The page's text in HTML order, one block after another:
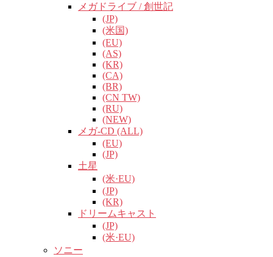
メガドライブ / 創世記
(JP)
(米国)
(EU)
(AS)
(KR)
(CA)
(BR)
(CN TW)
(RU)
(NEW)
メガ-CD (ALL)
(EU)
(JP)
土星
(米·EU)
(JP)
(KR)
ドリームキャスト
(JP)
(米·EU)
ソニー